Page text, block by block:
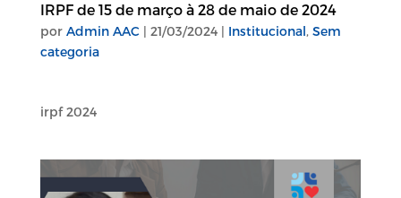
IRPF de 15 de março à 28 de maio de 2024
por Admin AAC| 21/03/2024| Institucional, Sem
categoria
irpf 2024